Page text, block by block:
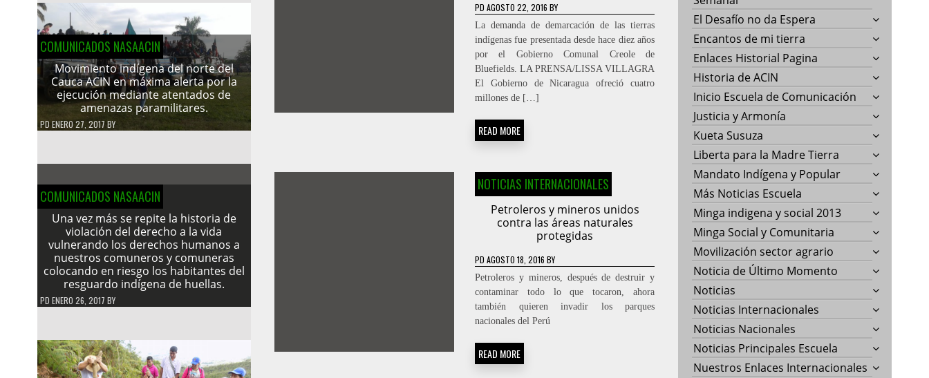
COMUNICADOS NASAACIN
Movimiento indígena del norte del
Cauca ACIN en máxima alerta por la
ejecución mediante atentados de
amenazas paramilitares.
PD ENERO 27, 2017 BY
COMUNICADOS NASAACIN
Una vez más se repite la historia de
violación del derecho a la vida
vulnerando los derechos humanos a
nuestros comuneros y comuneras
colocando en riesgo los habitantes del
resguardo indígena de huellas.
PD ENERO 26, 2017 BY
PD AGOSTO 22, 2016 BY
La demanda de demarcación de las tierras
indígenas fue presentada desde hace diez años
por el Gobierno Comunal Creole de
Bluefields. LA PRENSA/LISSA VILLAGRA
El Gobierno de Nicaragua ofreció cuatro
millones de […]
READ MORE
NOTICIAS INTERNACIONALES
Petroleros y mineros unidos
contra las áreas naturales
protegidas
PD AGOSTO 18, 2016 BY
Petroleros y mineros, después de destruir y
contaminar todo lo que tocaron, ahora
también quieren invadir los parques
nacionales del Perú
READ MORE
El Desafío no da Espera
Encantos de mi tierra
Enlaces Historial Pagina
Historia de ACIN
Inicio Escuela de Comunicación
Justicia y Armonía
Kueta Susuza
Liberta para la Madre Tierra
Mandato Indígena y Popular
Más Noticias Escuela
Minga indigena y social 2013
Minga Social y Comunitaria
Movilización sector agrario
Noticia de Último Momento
Noticias
Noticias Internacionales
Noticias Nacionales
Noticias Principales Escuela
Nuestros Enlaces Internacionales